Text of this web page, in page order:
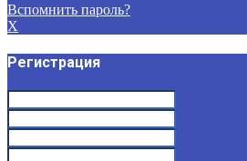
Вспомнить пароль?
X
Регистрация